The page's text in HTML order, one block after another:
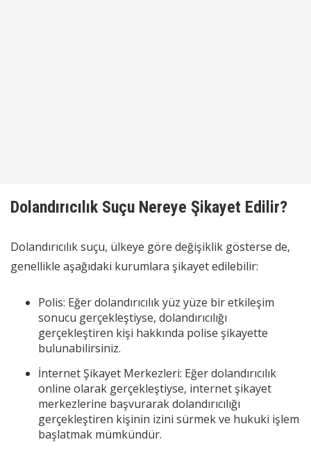
Dolandırıcılık Suçu Nereye Şikayet Edilir?
Dolandırıcılık suçu, ülkeye göre değişiklik gösterse de,
genellikle aşağıdaki kurumlara şikayet edilebilir:
Polis: Eğer dolandırıcılık yüz yüze bir etkileşim
sonucu gerçekleştiyse, dolandırıcılığı
gerçekleştiren kişi hakkında polise şikayette
bulunabilirsiniz.
İnternet Şikayet Merkezleri: Eğer dolandırıcılık
online olarak gerçekleştiyse, internet şikayet
merkezlerine başvurarak dolandırıcılığı
gerçekleştiren kişinin izini sürmek ve hukuki işlem
başlatmak mümkündür.